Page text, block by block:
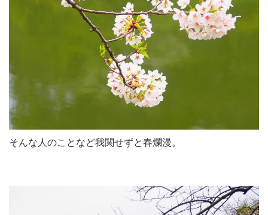
そんな人のことなど我関せずと春爛漫。